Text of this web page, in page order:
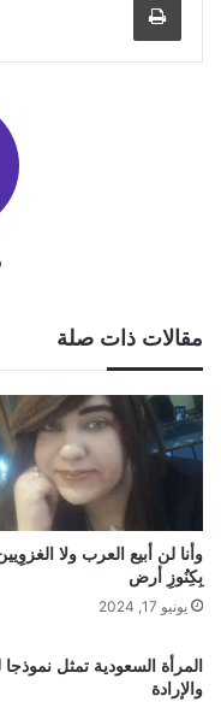
مقالات ذات صلة
وأنا لن أبيع العرب ولا
بِكِنُوزِ أرض
يونيو 17, 2024
المرأة السعودية تمثل نموذجا
والإرادة